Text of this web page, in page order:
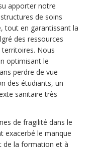
apporter notre
de soins
tout en garantissant la
des ressources
Nous
optimisant le
perdre de vue
des étudiants, un
sanitaire très
de fragilité dans le
exacerbé le manque
de la formation et à